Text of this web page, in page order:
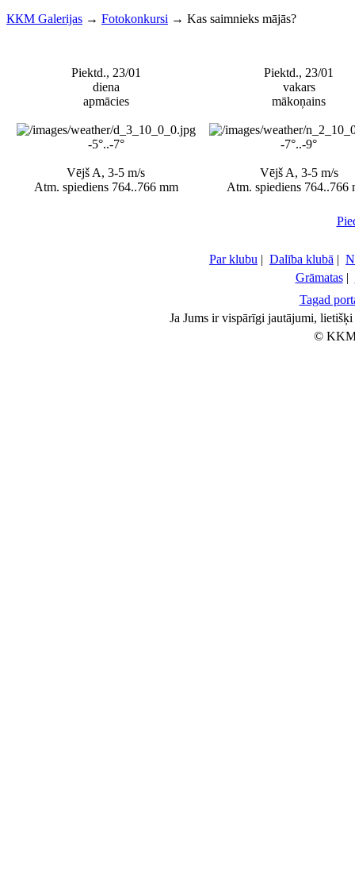
ККМ Galerijas → Fotokonkursi → Kas saimnieks mājās?
Piektd., 23/01
diena
apmācies
-5°..-7°
Vējš A, 3-5 m/s
Atm. spiediens 764..766 mm
Piektd., 23/01
vakars
mākoņains
-7°..-9°
Vējš A, 3-5 m/s
Atm. spiediens 764..766
Par klubu | Dalība klubā |
Grāmatas|
Tagad
Ja Jums ir vispārīgi jautājumi,
©